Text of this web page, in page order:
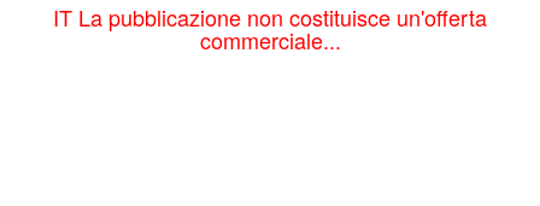
IT La pubblicazione non costituisce un'offerta
commerciale...